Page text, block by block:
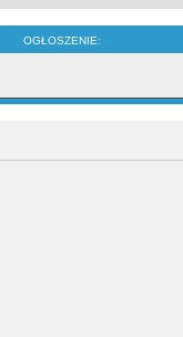
OGŁOSZENIE: